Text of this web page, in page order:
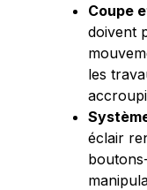
Coupe
doivent
les
éclair